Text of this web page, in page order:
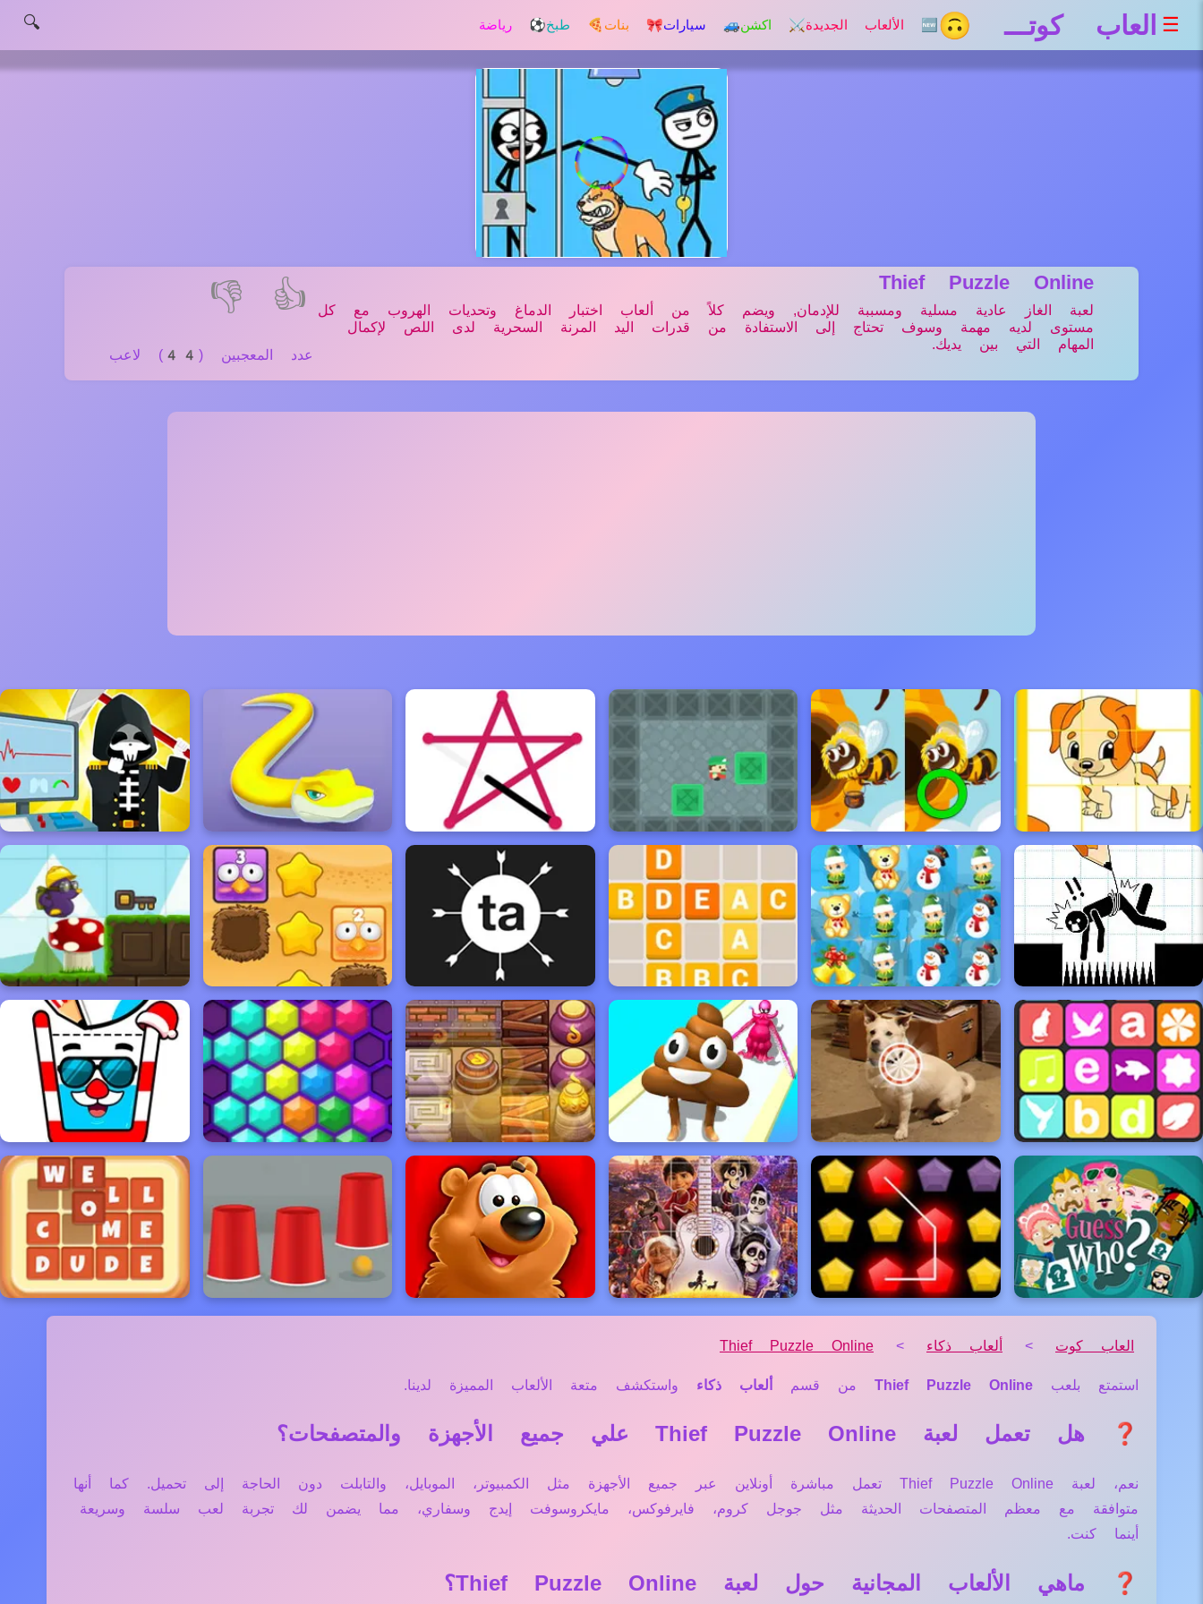
☰ العاب كوتـــ 🙃 🆕 الألعاب الجديدة ⚔️ اكشن🚙 سيارات🎀 بنات 🍕 طبخ⚽ رياضة 🔍
👍
👎
عدد المعجبين (44) لاعب
Thief Puzzle Online
لعبة الغاز عادية مسلية ومسببة للإدمان, ويضم كلاً من ألعاب اختبار الدماغ وتحديات الهروب مع كل
مستوى لديه مهمة وسوف تحتاج إلى الاستفادة من قدرات اليد المرنة السحرية لدى اللص لإكمال
المهام التي بين يديك.
العاب كوت > ألعاب ذكاء >
Thief Puzzle Online
استمتع بلعب Thief Puzzle Online من قسم ألعاب ذكاء واستكشف متعة الألعاب المميزة لدينا.
❓ هل تعمل لعبة Thief Puzzle Online علي جميع الأجهزة والمتصفحات؟
نعم، لعبة Thief Puzzle Online تعمل مباشرة أونلاين عبر جميع الأجهزة مثل الكمبيوتر، الموبايل، والتابلت دون الحاجة إلى تحميل. كما أنها
متوافقة مع معظم المتصفحات الحديثة مثل جوجل كروم، فايرفوكس، مايكروسوفت إيدج وسفاري، مما يضمن لك تجربة لعب سلسة وسريعة
أينما كنت.
❓ ماهي الألعاب المجانية حول لعبة Thief Puzzle Online؟